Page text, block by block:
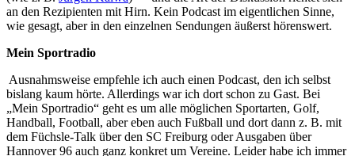
an den Rezipienten mit Hirn. Kein Podcast im eigentlichen Sinne,
wie gesagt, aber in den einzelnen Sendungen äußerst hörenswert.
Mein Sportradio
Ausnahmsweise empfehle ich auch einen Podcast, den ich selbst
bislang kaum hörte. Allerdings war ich dort schon zu Gast. Bei
„Mein Sportradio“ geht es um alle möglichen Sportarten, Golf,
Handball, Football, aber eben auch Fußball und dort dann z. B. mit
dem Füchsle-Talk über den SC Freiburg oder Ausgaben über
Hannover 96 auch ganz konkret um Vereine. Leider habe ich immer